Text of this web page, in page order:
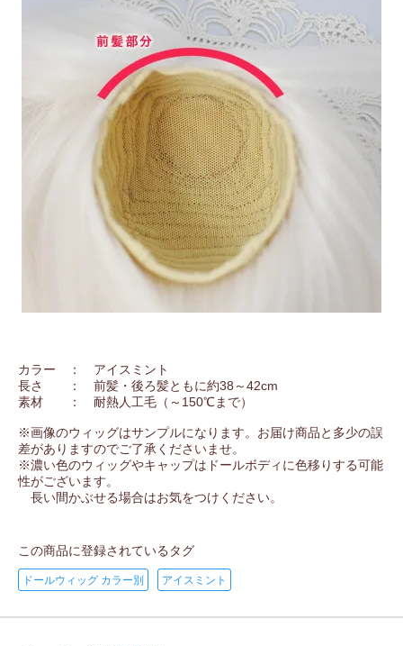
カラー ： アイスミント
長さ ： 前髪・後ろ髪ともに約38～42cm
素材 ： 耐熱人工毛（～150℃まで）
※画像のウィッグはサンプルになります。お届け商品と多少の誤
差がありますのでご了承くださいませ。
※濃い色のウィッグやキャップはドールボディに色移りする可能
性がございます。
長い間かぶせる場合はお気をつけください。
この商品に登録されているタグ
ドールウィッグ カラー別 アイスミント